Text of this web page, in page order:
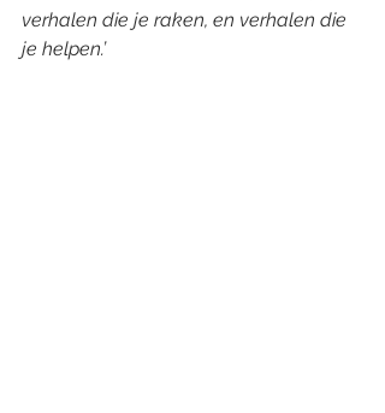
verhalen die je raken, en verhalen die
je helpen.’